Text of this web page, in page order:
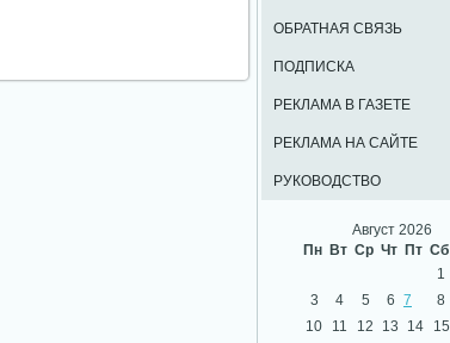
ОБРАТНАЯ СВЯЗЬ
ПОДПИСКА
РЕКЛАМА В ГАЗЕТЕ
РЕКЛАМА НА САЙТЕ
РУКОВОДСТВО
Август 2026
Пн Вт Ср Чт Пт Сб
1
3
4 5 6 7 8
10
11 12 13 14 15